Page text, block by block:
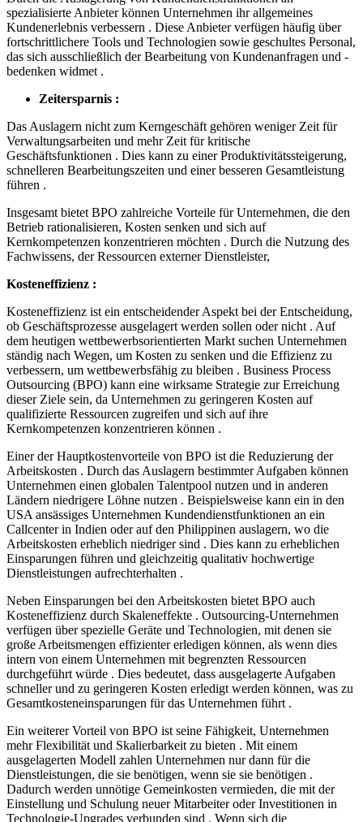
spezialisierte Anbieter können Unternehmen ihr allgemeines
Kundenerlebnis verbessern . Diese Anbieter verfügen häufig über
fortschrittlichere Tools und Technologien sowie geschultes Personal,
das sich ausschließlich der Bearbeitung von Kundenanfragen und -
bedenken widmet .
Zeitersparnis :
Das Auslagern nicht zum Kerngeschäft gehören weniger Zeit für
Verwaltungsarbeiten und mehr Zeit für kritische
Geschäftsfunktionen . Dies kann zu einer Produktivitätssteigerung,
schnelleren Bearbeitungszeiten und einer besseren Gesamtleistung
führen .
Insgesamt bietet BPO zahlreiche Vorteile für Unternehmen, die den
Betrieb rationalisieren, Kosten senken und sich auf
Kernkompetenzen konzentrieren möchten . Durch die Nutzung des
Fachwissens, der Ressourcen externer Dienstleister,
Kosteneffizienz :
Kosteneffizienz ist ein entscheidender Aspekt bei der Entscheidung,
ob Geschäftsprozesse ausgelagert werden sollen oder nicht . Auf
dem heutigen wettbewerbsorientierten Markt suchen Unternehmen
ständig nach Wegen, um Kosten zu senken und die Effizienz zu
verbessern, um wettbewerbsfähig zu bleiben . Business Process
Outsourcing (BPO) kann eine wirksame Strategie zur Erreichung
dieser Ziele sein, da Unternehmen zu geringeren Kosten auf
qualifizierte Ressourcen zugreifen und sich auf ihre
Kernkompetenzen konzentrieren können .
Einer der Hauptkostenvorteile von BPO ist die Reduzierung der
Arbeitskosten . Durch das Auslagern bestimmter Aufgaben können
Unternehmen einen globalen Talentpool nutzen und in anderen
Ländern niedrigere Löhne nutzen . Beispielsweise kann ein in den
USA ansässiges Unternehmen Kundendienstfunktionen an ein
Callcenter in Indien oder auf den Philippinen auslagern, wo die
Arbeitskosten erheblich niedriger sind . Dies kann zu erheblichen
Einsparungen führen und gleichzeitig qualitativ hochwertige
Dienstleistungen aufrechterhalten .
Neben Einsparungen bei den Arbeitskosten bietet BPO auch
Kosteneffizienz durch Skaleneffekte . Outsourcing-Unternehmen
verfügen über spezielle Geräte und Technologien, mit denen sie
große Arbeitsmengen effizienter erledigen können, als wenn dies
intern von einem Unternehmen mit begrenzten Ressourcen
durchgeführt würde . Dies bedeutet, dass ausgelagerte Aufgaben
schneller und zu geringeren Kosten erledigt werden können, was zu
Gesamtkosteneinsparungen für das Unternehmen führt .
Ein weiterer Vorteil von BPO ist seine Fähigkeit, Unternehmen
mehr Flexibilität und Skalierbarkeit zu bieten . Mit einem
ausgelagerten Modell zahlen Unternehmen nur dann für die
Dienstleistungen, die sie benötigen, wenn sie sie benötigen .
Dadurch werden unnötige Gemeinkosten vermieden, die mit der
Einstellung und Schulung neuer Mitarbeiter oder Investitionen in
Technologie-Upgrades verbunden sind . Wenn sich die